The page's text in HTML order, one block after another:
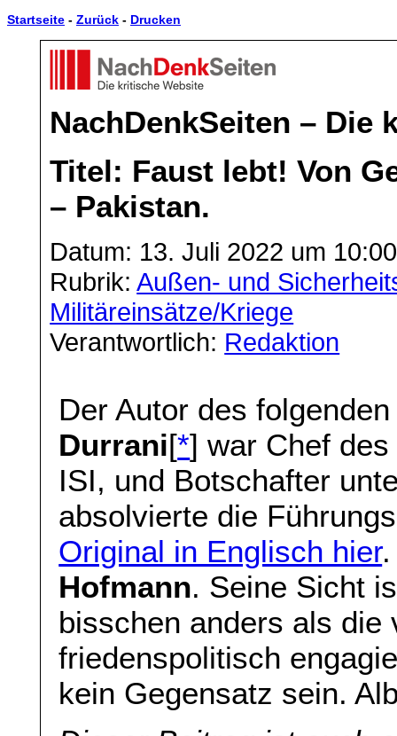
Startseite - Zurück - Drucken
NachDenkSeiten – Die
Titel: Faust lebt! Von
– Pakistan.
Datum: 13. Juli 2022 um
Rubrik:Außen- und
Militäreinsätze/Kriege
Verantwortlich: Redaktion
Der Autor des
Durrani[*] war Chef
ISI, und Botschafter
absolvierte die
Original in Englisch hier
Hofmann. Seine Sicht
bisschen anders als die
friedenspolitisch
kein Gegensatz sein.